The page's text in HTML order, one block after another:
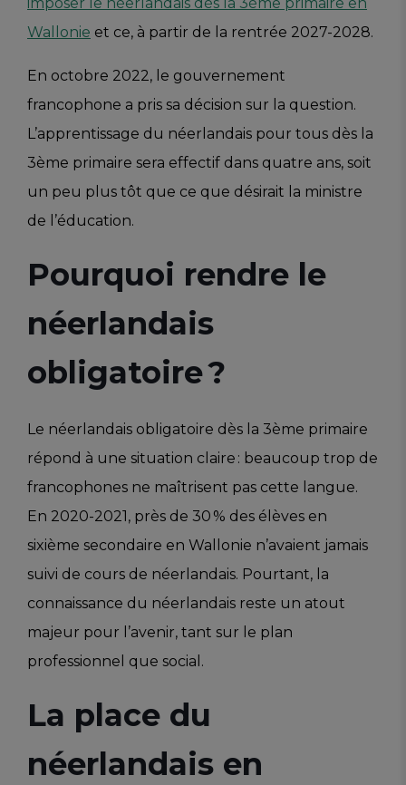
Wallonie et ce, à partir de la rentrée 2027-2028.
En octobre 2022, le gouvernement
francophone a pris sa décision sur la question.
L’apprentissage du néerlandais pour tous dès la
3ème primaire sera effectif dans quatre ans, soit
un peu plus tôt que ce que désirait la ministre
de l’éducation.
Pourquoi rendre le
néerlandais
obligatoire ?
Le néerlandais obligatoire dès la 3ème primaire
répond à une situation claire : beaucoup trop de
francophones ne maîtrisent pas cette langue.
En 2020-2021, près de 30 % des élèves en
sixième secondaire en Wallonie n’avaient jamais
suivi de cours de néerlandais. Pourtant, la
connaissance du néerlandais reste un atout
majeur pour l’avenir, tant sur le plan
professionnel que social.
La place du
néerlandais en